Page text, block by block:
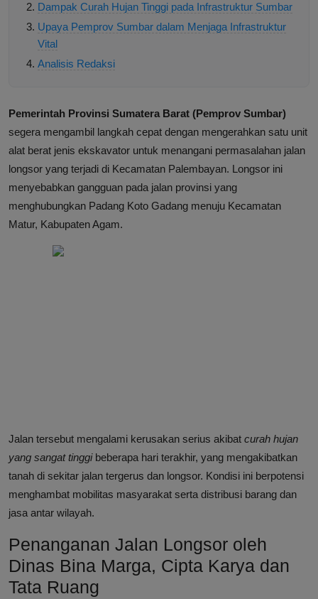
Dampak Curah Hujan Tinggi pada Infrastruktur Sumbar
Upaya Pemprov Sumbar dalam Menjaga Infrastruktur
Vital
Analisis Redaksi
Pemerintah Provinsi Sumatera Barat (Pemprov Sumbar)
segera mengambil langkah cepat dengan mengerahkan satu unit
alat berat jenis ekskavator untuk menangani permasalahan jalan
longsor yang terjadi di Kecamatan Palembayan. Longsor ini
menyebabkan gangguan pada jalan provinsi yang
menghubungkan Padang Koto Gadang menuju Kecamatan
Matur, Kabupaten Agam.
Jalan tersebut mengalami kerusakan serius akibat curah hujan
yang sangat tinggibeberapa hari terakhir, yang mengakibatkan
tanah di sekitar jalan tergerus dan longsor. Kondisi ini berpotensi
menghambat mobilitas masyarakat serta distribusi barang dan
jasa antar wilayah.
Penanganan Jalan Longsor oleh
Dinas Bina Marga, Cipta Karya dan
Tata Ruang